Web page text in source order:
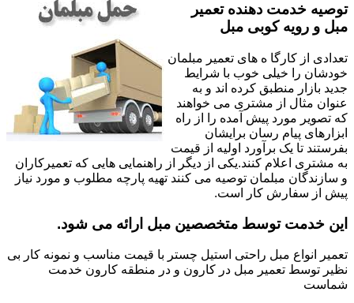
توصیه خدمت دهنده تعمیر
مبل و رویه کوبی مبل
تعدادی از کارگا ه های تعمیر مبلمان
خودشان را خیلی خوب با شرایط
جدید بازار منطبق کرده اند و به
عنوان مثال از مشتری می خواهند
که تصویر مورد پیش آمده را از راه
ابزارهای پیام رسان برایشان
بفرستند تا یک برآورد اولیه از قیمت
به مشتری اعلام کنند.یکی از دیگر از راهنمایی هایی که تعمیرکاران
و سازندگان مبلمان توصیه می کنند تهیه پارچه مطلوب و مورد نیاز
پیش از سفارش کار است.
این خدمت توسط متخصصین مبل ارائه می شود.
تعمیر انواع مبل راحتی استیل چستر با قیمت مناسب و نمونه کار بی
نظیر توسط تعمیر مبل در کارون و در منطقه کارون خدمت
شماست